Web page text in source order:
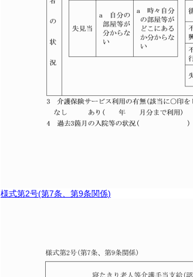
様式第2号(第7条、第9条関係)